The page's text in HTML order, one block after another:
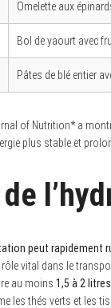
Omelette aux
Bol de yaourt avec
Pâtes de blé entier
of Nutrition* a
plus stable et
peut rapidement
rôle vital dans le
au moins 1,5 à 2
les thés verts et les